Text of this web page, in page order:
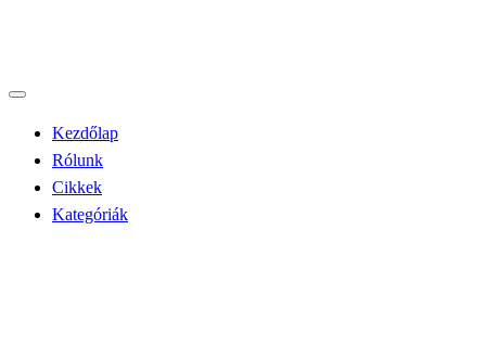
Kezdőlap
Rólunk
Cikkek
Kategóriák